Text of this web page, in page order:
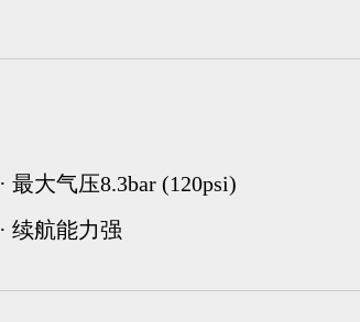
· 最大气压8.3bar (120psi)
· 续航能力强